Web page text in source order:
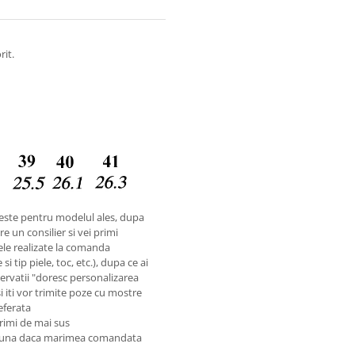
pentru modelul ales, dupa
un consilier si vei primi
realizate la comanda
tip piele, toc, etc.), dupa ce ai
"doresc personalizarea
iti vor trimite poze cu mostre
de mai sus
daca marimea comandata